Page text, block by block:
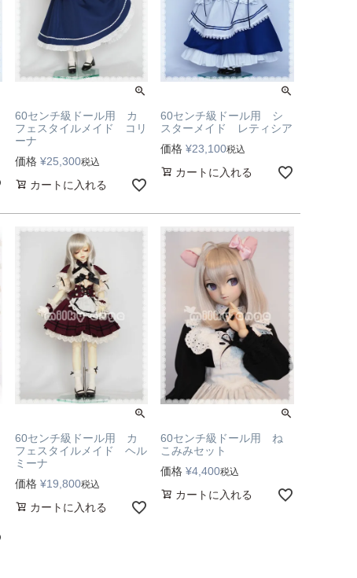
60センチ級ドール用 カ
フェスタイルメイド コリ
ーナ
価格 ¥25,300税込
カートに入れる
60センチ級ドール用 シ
スターメイド レティシア
価格 ¥23,100税込
カートに入れる
60センチ級ドール用 カ
フェスタイルメイド ヘル
ミーナ
価格 ¥19,800税込
カートに入れる
60センチ級ドール用 ね
こみみセット
価格 ¥4,400税込
カートに入れる